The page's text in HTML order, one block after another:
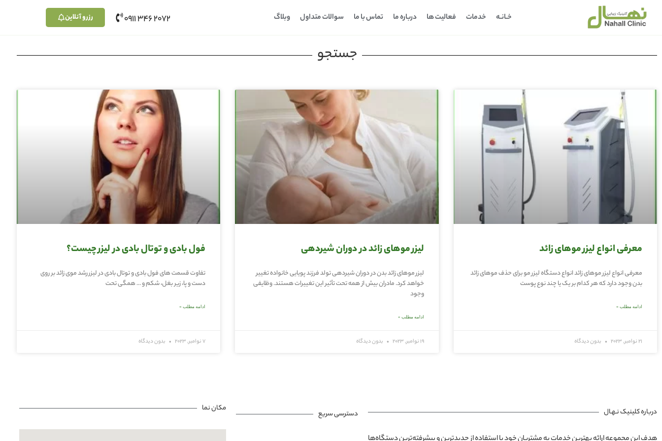
خـانـه خدمات فعالیت ها درباره ما تماس با ما سوالات متداول وبلاگ 2072 346 0911 رزرو آنلاین
جستجو
معرفی انواع لیزر موهای زائد
معرفی انواع لیزر موهای زائد انواع دستگاه لیزر مو برای حذف موهای زائد
بدن وجود دارد که هر کدام بر یک یا چند نوع پوست
ادامه مطلب »
21 نوامبر, 2023 بدون دیدگاه
لیزر موهای زائد در دوران شیردهی
لیزر موهای زائد بدن در دوران شیردهی تولد فرزند پویایی خانواده تغییر
خواهد کرد. مادران بیش از همه تحت تأثیر این تغییرات هستند. وظایفی
وجود
ادامه مطلب »
19 نوامبر, 2023 بدون دیدگاه
فول بادی و توتال بادی در لیزر چیست؟
تفاوت قسمت های فول بادی و توتال بادی در لیزر رشد موی زائد بر روی
دست و پا، زیر بغل، شکم و … همگی تحت
ادامه مطلب »
7 نوامبر, 2023 بدون دیدگاه
درباره کلینیک نـهـال دسترسی سریع
مکان نما